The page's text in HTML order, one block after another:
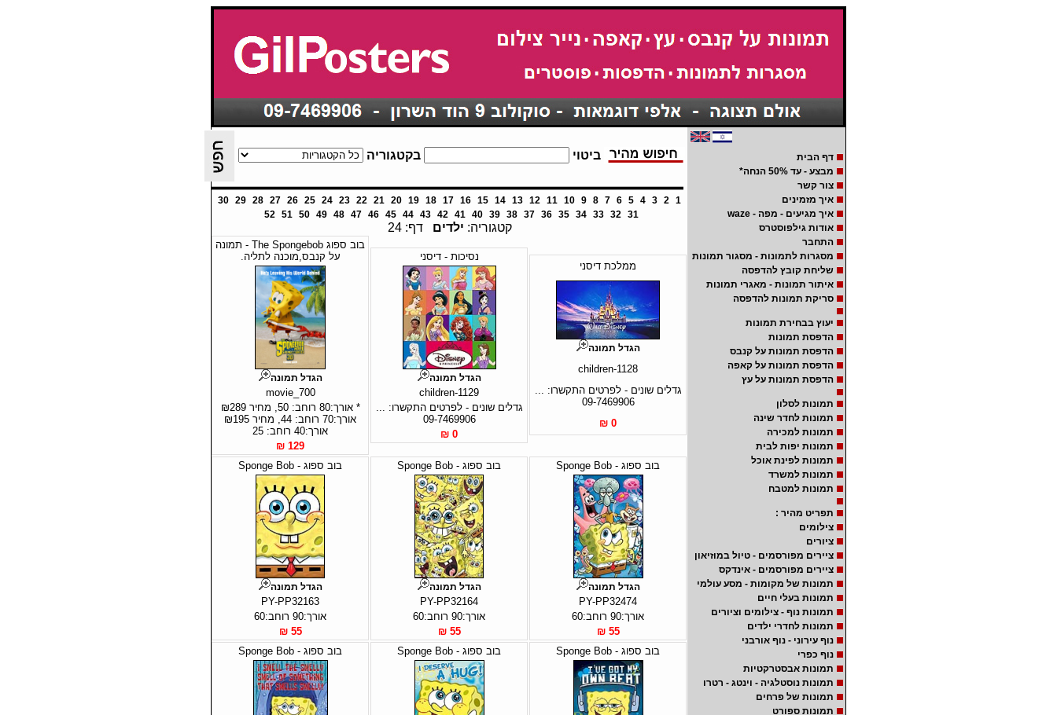
דף הבית
מבצע - עד 50% הנחה*
צור קשר
איך מזמינים
איך מגיעים - מפה - waze
אודות גילפוסטרס
התחבר
מסגרות לתמונות - מסגור תמונות
שליחת קובץ להדפסה
איתור תמונות - מאגרי תמונות
סריקת תמונות להדפסה
יעוץ בבחירת תמונות
הדפסת תמונות
הדפסת תמונות על קנבס
הדפסת תמונות על קאפה
הדפסת תמונות על עץ
תמונות לסלון
תמונות לחדר שינה
תמונות למכירה
תמונות יפות לבית
תמונות לפינת אוכל
תמונות למשרד
תמונות למטבח
תפריט מהיר :
צילומים
ציורים
ציירים מפורסמים - טיול במוזיאון
ציירים מפורסמים - אינדקס
תמונות של מקומות - מסע עולמי
תמונות בעלי חיים
תמונות נוף - צילומים וציורים
תמונות לחדרי ילדים
נוף עירוני - נוף אורבני
נוף כפרי
תמונות אבסטרקטיות
תמונות נוסטלגיה - וינטג - רטרו
תמונות של פרחים
תמונות ספורט
ביטוי בקטגוריה
1
2
3
4
5
6
7
8
9
10
11
12
13
14
15
16
17
18
19
20
21
22
23
24
25
26
27
28
29
30
31
32
33
34
35
36
37
38
39
40
41
42
43
44
45
46
47
48
49
50
51
52
קטגוריה: ילדים דף: 24
ממלכת דיסני
הגדל תמונה
children-1128
גדלים שונים - לפרטים התקשרו: ...
09-7469906
0 ₪
נסיכות - דיסני
הגדל תמונה
children-1129
גדלים שונים - לפרטים התקשרו: ...
09-7469906
0 ₪
בוב ספוג The Spongebob - תמונה
על קנבס,מוכנה לתליה.
הגדל תמונה
movie_700
* אורך:80 רוחב: 50, מחיר ₪289
אורך:70 רוחב: 44, מחיר ₪195
אורך:40 רוחב: 25
129 ₪
בוב ספוג - Sponge Bob
הגדל תמונה
PY-PP32474
אורך:90 רוחב:60
55 ₪
בוב ספוג - Sponge Bob
הגדל תמונה
PY-PP32164
אורך:90 רוחב:60
55 ₪
בוב ספוג - Sponge Bob
הגדל תמונה
PY-PP32163
אורך:90 רוחב:60
55 ₪
בוב ספוג - Sponge Bob
בוב ספוג - Sponge Bob בוב ספוג - Sponge Bob